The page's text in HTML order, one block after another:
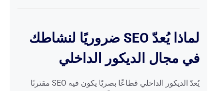
لماذا يُعدّ SEO ضروريًا لنشاطك
في مجال الديكور الداخلي
يُعدّ الديكور الداخلي قطاعًا بصريًا يكون فيه SEO مقترنًا